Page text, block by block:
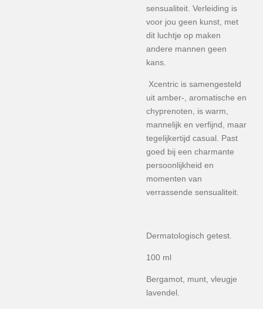
sensualiteit. Verleiding is
voor jou geen kunst, met
dit luchtje op maken
andere mannen geen
kans.
Xcentric is samengesteld
uit amber-, aromatische en
chyprenoten, is warm,
mannelijk en verfijnd, maar
tegelijkertijd casual. Past
goed bij een charmante
persoonlijkheid en
momenten van
verrassende sensualiteit.
Dermatologisch getest.
100 ml
Bergamot, munt, vleugje
lavendel.